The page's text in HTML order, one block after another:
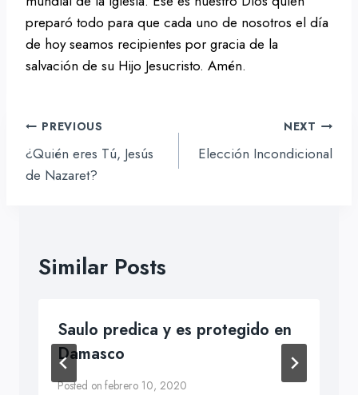
preparó todo para que cada uno de nosotros el día
de hoy seamos recipientes por gracia de la
salvación de su Hijo Jesucristo. Amén.
Navegación
de
entradas
PREVIOUS
¿Quién eres Tú, Jesús
de Nazaret?
NEXT
Elección Incondicional
Similar Posts
Saulo predica y es protegido en
Damasco
Posted on febrero 10, 2020